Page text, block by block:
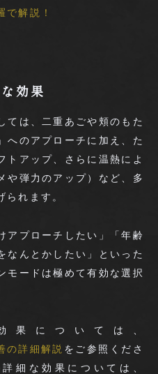
で解説！
効果
ては、二重あごや頬のもた
へのアプローチに加え、た
トアップ、さらに温熱によ
や弾力のアップ）など、多
られます。
アプローチしたい」「年齢
なんとかしたい」といった
モードは極めて有効な選択
果については、
の詳細解説 をご参照くださ
細な効果については、